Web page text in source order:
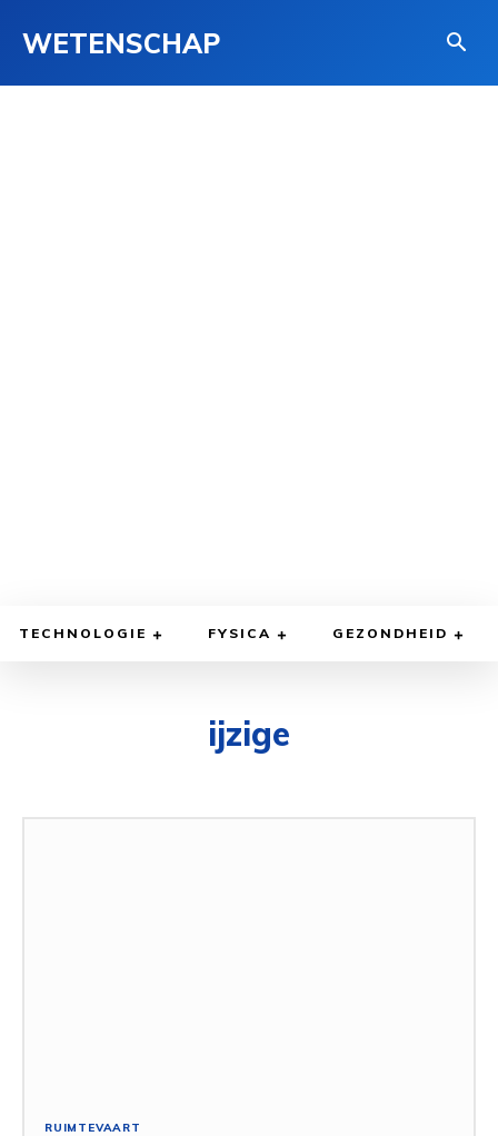
WETENSCHAP
TECHNOLOGIE FYSICA GEZONDHEID
ijzige
RUIMTEVAART